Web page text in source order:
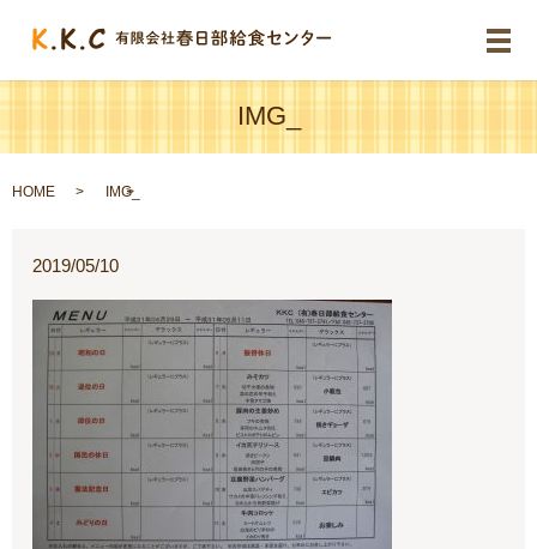
メ
IMG_
HOME IMG_
2019/05/10